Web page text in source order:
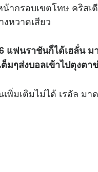
ากรอบเขตโทษ คริส
หวาดเสียว
แฟนราชันก็ได้เฮลั่น ม
มๆส่งบอลเข้าไปตุงตา
พิ่มเติมไม่ได้ เรอัล มา